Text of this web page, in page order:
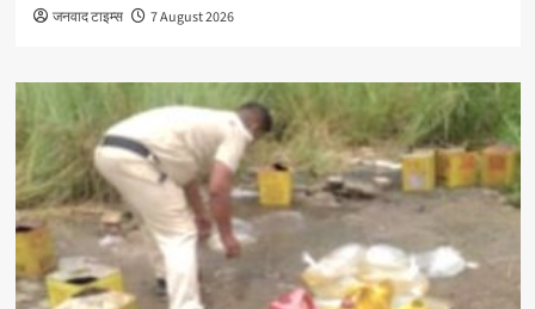
जनवाद टाइम्स 7 August 2026